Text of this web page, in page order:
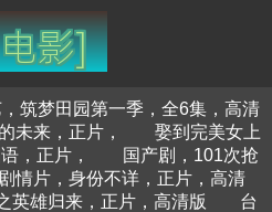
筑梦田园第一季，全6集，高清
未来，正片，
娶到完美女上
，正片，
国产剧，101次抢
剧情片，身份不详，正片，高清
英雄归来，正片，高清版
台